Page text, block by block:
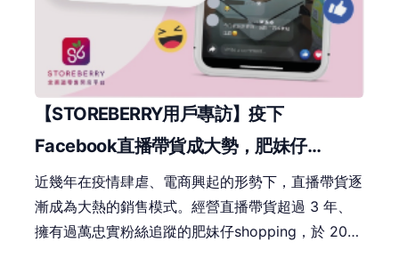
【STOREBERRY用戶專訪】疫下
Facebook直播帶貨成大勢，肥妹仔
shopping化身直播主之路！
近幾年在疫情肆虐、電商興起的形勢下，直播帶貨逐
漸成為大熱的銷售模式。經營直播帶貨超過 3 年、
擁有過萬忠實粉絲追蹤的肥妹仔shopping，於 2019